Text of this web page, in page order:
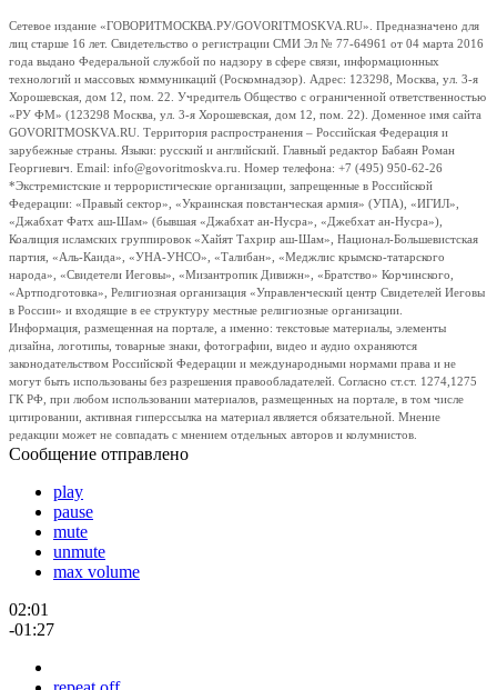
Сетевое издание «ГОВОРИТМОСКВА.РУ/GOVORITMOSKVA.RU». Предназначено для
лиц старше 16 лет. Свидетельство о регистрации СМИ Эл № 77-64961 от 04 марта 2016
года выдано Федеральной службой по надзору в сфере связи, информационных
технологий и массовых коммуникаций (Роскомнадзор). Адрес: 123298, Москва, ул. 3-я
Хорошевская, дом 12, пом. 22. Учредитель Общество с ограниченной ответственностью
«РУ ФМ» (123298 Москва, ул. 3-я Хорошевская, дом 12, пом. 22). Доменное имя сайта
GOVORITMOSKVA.RU. Территория распространения – Российская Федерация и
зарубежные страны. Языки: русский и английский. Главный редактор Бабаян Роман
Георгиевич. Email: info@govoritmoskva.ru. Номер телефона: +7 (495) 950-62-26
*Экстремистские и террористические организации, запрещенные в Российской
Федерации: «Правый сектор», «Украинская повстанческая армия» (УПА), «ИГИЛ»,
«Джабхат Фатх аш-Шам» (бывшая «Джабхат ан-Нусра», «Джебхат ан-Нусра»),
Коалиция исламских группировок «Хайят Тахрир аш-Шам», Национал-Большевистская
партия, «Аль-Каида», «УНА-УНСО», «Талибан», «Меджлис крымско-татарского
народа», «Свидетели Иеговы», «Мизантропик Дивижн», «Братство» Корчинского,
«Артподготовка», Религиозная организация «Управленческий центр Свидетелей Иеговы
в России» и входящие в ее структуру местные религиозные организации.
Информация, размещенная на портале, а именно: текстовые материалы, элементы
дизайна, логотипы, товарные знаки, фотографии, видео и аудио охраняются
законодательством Российской Федерации и международными нормами права и не
могут быть использованы без разрешения правообладателей. Согласно ст.ст. 1274,1275
ГК РФ, при любом использовании материалов, размещенных на портале, в том числе
цитировании, активная гиперссылка на материал является обязательной. Мнение
редакции может не совпадать с мнением отдельных авторов и колумнистов.
Сообщение отправлено
play
pause
mute
unmute
max volume
02:01
-01:27